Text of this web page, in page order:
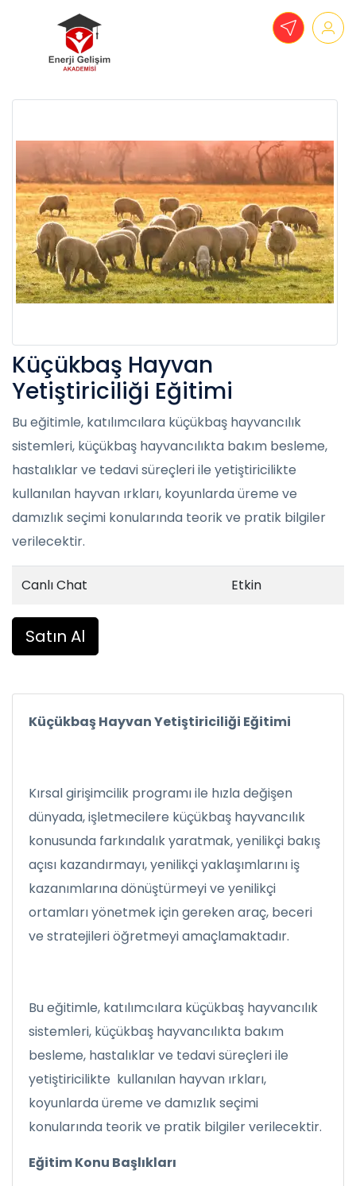
Küçükbaş Hayvan
Yetiştiriciliği Eğitimi
Bu eğitimle, katılımcılara küçükbaş hayvancılık
sistemleri, küçükbaş hayvancılıkta bakım besleme,
hastalıklar ve tedavi süreçleri ile yetiştiricilikte
kullanılan hayvan ırkları, koyunlarda üreme ve
damızlık seçimi konularında teorik ve pratik bilgiler
verilecektir.
Canlı Chat Etkin
Satın Al
Küçükbaş Hayvan Yetiştiriciliği Eğitimi
Kırsal girişimcilik programı ile hızla değişen
dünyada, işletmecilere küçükbaş hayvancılık
konusunda farkındalık yaratmak, yenilikçi bakış
açısı kazandırmayı, yenilikçi yaklaşımlarını iş
kazanımlarına dönüştürmeyi ve yenilikçi
ortamları yönetmek için gereken araç, beceri
ve stratejileri öğretmeyi amaçlamaktadır.
Bu eğitimle, katılımcılara küçükbaş hayvancılık
sistemleri, küçükbaş hayvancılıkta bakım
besleme, hastalıklar ve tedavi süreçleri ile
yetiştiricilikte kullanılan hayvan ırkları,
koyunlarda üreme ve damızlık seçimi
konularında teorik ve pratik bilgiler verilecektir.
Eğitim Konu Başlıkları